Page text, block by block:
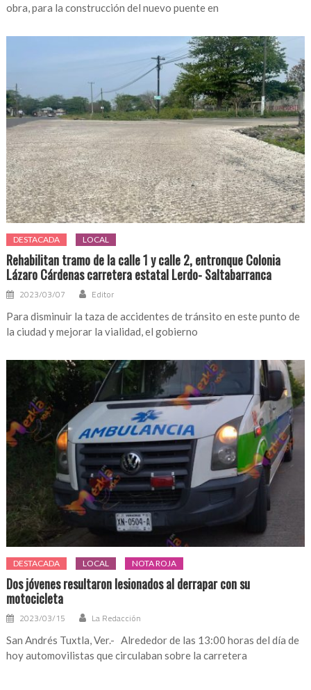
obra, para la construcción del nuevo puente en
DESTACADA LOCAL
Rehabilitan tramo de la calle 1 y calle 2, entronque Colonia
Lázaro Cárdenas carretera estatal Lerdo- Saltabarranca
2023/03/07 Editor
Para disminuir la taza de accidentes de tránsito en este punto de
la ciudad y mejorar la vialidad, el gobierno
DESTACADA LOCAL NOTA ROJA
Dos jóvenes resultaron lesionados al derrapar con su
motocicleta
2023/03/15 La Redacción
San Andrés Tuxtla, Ver.- Alrededor de las 13:00 horas del día de
hoy automovilistas que circulaban sobre la carretera